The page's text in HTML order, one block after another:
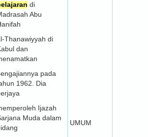
di
Abu
Thanawiyyah di
dan
pada
1962. Dia
Ijazah
Muda dalam
UMUM